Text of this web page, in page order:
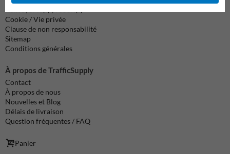
Cookie / Vie privée
Clause de non responsabilité
Sitemap
Conditions générales
À propos de TrafficSupply
Contact
À propos de nous
Nouvelles et Blog
Délais de livraison
Question fréquentes / FAQ
Panier